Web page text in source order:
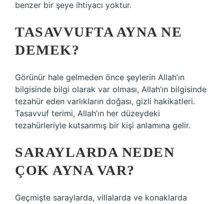
benzer bir şeye ihtiyacı yoktur.
TASAVVUFTA AYNA NE
DEMEK?
Görünür hale gelmeden önce şeylerin Allah’ın
bilgisinde bilgi olarak var olması, Allah’ın bilgisinde
tezahür eden varlıkların doğası, gizli hakikatleri.
Tasavvuf terimi, Allah’ın her düzeydeki
tezahürleriyle kutsanmış bir kişi anlamına gelir.
SARAYLARDA NEDEN
ÇOK AYNA VAR?
Geçmişte saraylarda, villalarda ve konaklarda